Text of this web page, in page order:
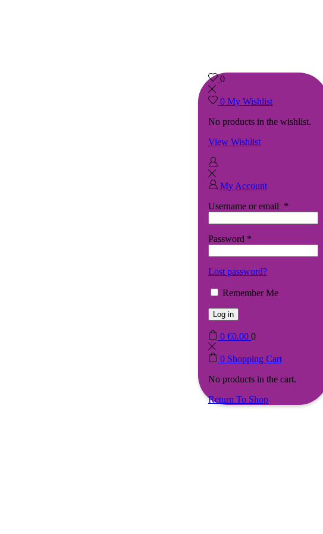
0
0 My Wishlist
No products in the wishlist.
View Wishlist
My Account
Username or email *
Password *
Lost password?
Remember Me
Log in
0 €0.00 0
0 Shopping Cart
No products in the cart.
Return To Shop